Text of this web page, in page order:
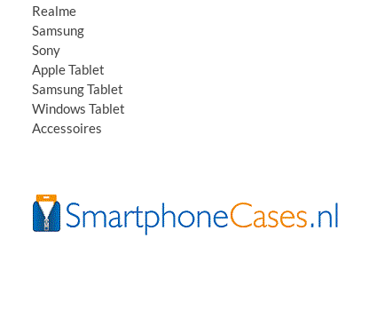
Realme
Samsung
Sony
Apple Tablet
Samsung Tablet
Windows Tablet
Accessoires